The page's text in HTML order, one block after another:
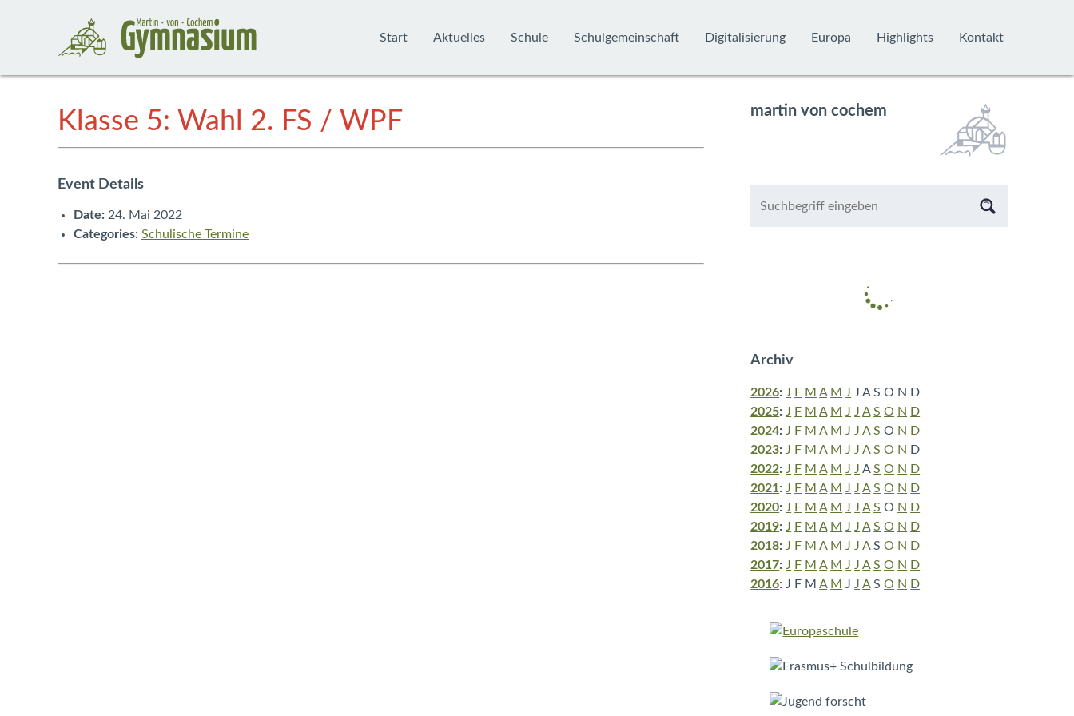
Start Aktuelles Schule Schulgemeinschaft Digitalisierung Europa Highlights Kontakt
Klasse 5: Wahl 2. FS / WPF
Event Details
Date: 24. Mai 2022
Categories: Schulische Termine
martin von cochem
Archiv
2026: J F M A M J J A S O N D
2025: J F M A M J J A S O N D
2024: J F M A M J J A S O N D
2023: J F M A M J J A S O N D
2022: J F M A M J J A S O N D
2021: J F M A M J J A S O N D
2020: J F M A M J J A S O N D
2019: J F M A M J J A S O N D
2018: J F M A M J J A S O N D
2017: J F M A M J J A S O N D
2016: J F M A M J J A S O N D